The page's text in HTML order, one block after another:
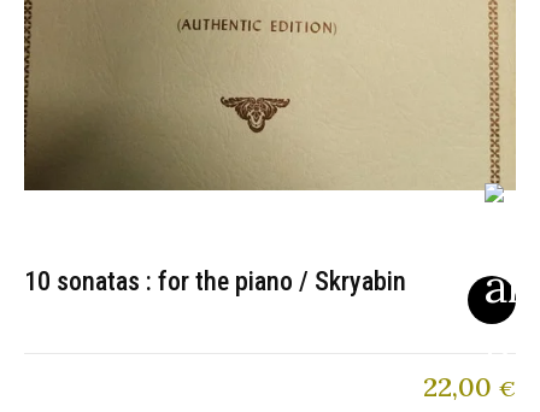
10 sonatas : for the piano / Skryabin
22,00 €